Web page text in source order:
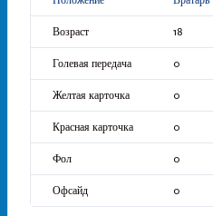
18
0
0
0
0
0